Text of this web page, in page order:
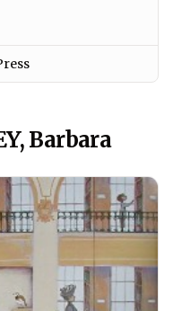
Barbara